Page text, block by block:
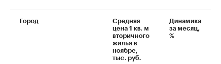
Город
Средняя
цена 1 кв. м
вторичного
жилья в
ноябре,
тыс. руб.
Динамика
за месяц,
%